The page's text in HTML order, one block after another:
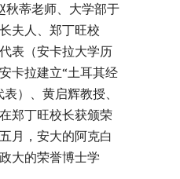
秋蒂老师、大学部于
夫人、郑丁旺校
表（安卡拉大学历
卡拉建立“土耳其经
）、黄启辉教授、
郑丁旺校长获颁荣
月，安大的阿克白
大的荣誉博士学